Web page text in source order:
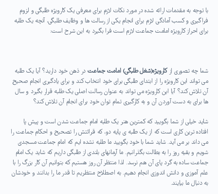
با توجه به مقدمات ارائه شده در مورد نکات لازم برای معرفی یک کارویژه طلبگی و لزوم
فراگیری و کسب آمادگی لازم برای انجام یکی از رسالت ها و وظایف طلبگی، آنچه یک طلبه
برای احراز کارویژه امامت جماعت لازم است فرا بگیرد به این شرح است:
شما چه تصوری ازکارویژه(شغل طلبگی) امامت جماعتدر ذهن خود دارید؟ آیا یک طلبه
می تواند این کارویژه را از ابتدای طلبگی برای خود انتخاب کند و برای یادگیری انجام صحیح
آن تلاش کند؟ آیا این کارویژه می تواند به عنوان رسالت اصلی یک طلبه قرار بگیرد و سال
ها برای به دست آوردن آن و به کارگیری تمام توان خود برای انجام آن تلاش کند؟
شاید خیلی از شما بگویید که کمترین هنر یک طلبه امام جماعت شدن است و پیش پا
افتاده ترین کاری است که از یک طلبه ی پایه دو، که قرائتش را تصحیح و احکام جماعت را
می داند بر می آید. شاید شما با خود بگویید ما طلبه نشده ایم که امام جماعت مسجدی
شویم و بقیه روز را به بطالت بگذرانیم. ما آرمانهای بلندی از طلبگی داریم که شاید یک امام
جماعت ساده به گرد پای آن هم نرسد. لذا منتظر آن روز هستیم که بتوانیم آن کار بزرگ را با
علم آموزی و دانش اندوزی انجام دهیم. به اصطلاح منتظریم تا قدر ما را بدانند و خودشان
به دنبال ما بیایند.